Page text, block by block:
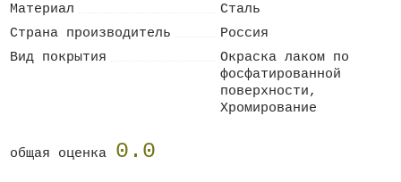
Материал
Сталь
Страна производитель
Россия
Вид покрытия
Окраска лаком по
фосфатированной
поверхности,
Хромирование
0.0
общая оценка